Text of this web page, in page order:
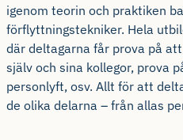
igenom teorin och praktiken
förflyttningstekniker. Hela
där deltagarna får prova på
själv och sina kollegor, prova
personlyft, osv. Allt för att
de olika delarna – från allas